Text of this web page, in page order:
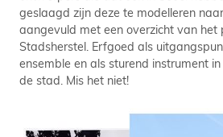
geslaagd zijn deze te modelleren
aangevuld met een overzicht van het
Stadsherstel. Erfgoed als
ensemble en als sturend instrument
de stad. Mis het niet!